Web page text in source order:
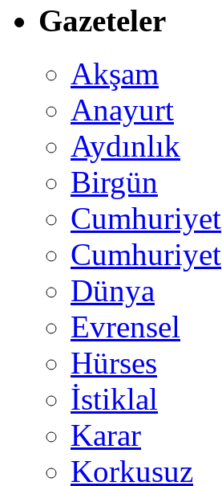
Gazeteler
Akşam
Anayurt
Aydınlık
Birgün
Cumhuriyet
Cumhuriyet
Dünya
Evrensel
Hürses
İstiklal
Karar
Korkusuz